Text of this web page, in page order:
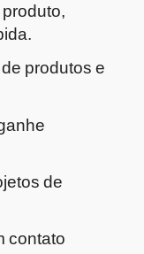
produtos e
de
contato